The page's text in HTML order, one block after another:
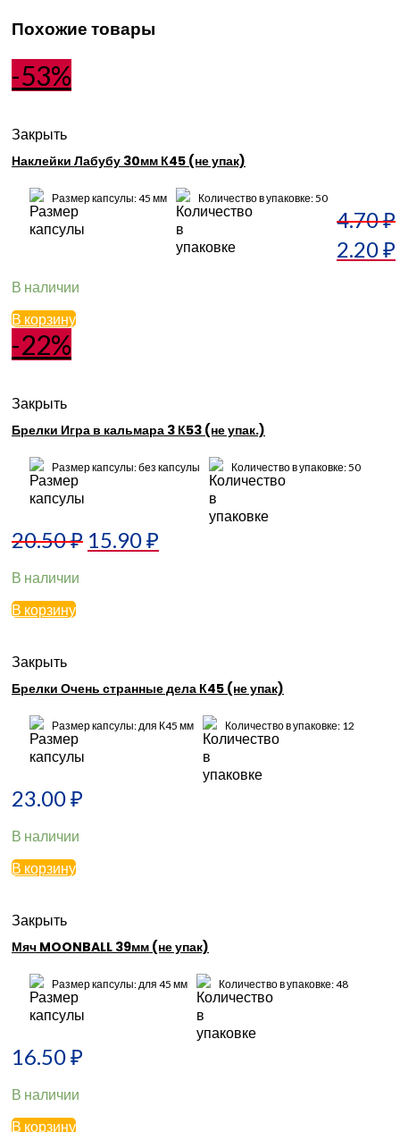
Похожие товары
-53%
Закрыть
Наклейки Лабубу 30мм К45 (не упак)
Размер капсулы: 45 мм Количество в упаковке: 50
4.70₽
2.20₽
В наличии
В корзину
-22%
Закрыть
Брелки Игра в кальмара 3 К53 (не упак.)
Размер капсулы: без капсулы Количество в упаковке: 50
20.50₽ 15.90₽
В наличии
В корзину
Закрыть
Брелки Очень странные дела К45 (не упак)
Размер капсулы: для К45 мм Количество в упаковке: 12
23.00₽
В наличии
В корзину
Закрыть
Мяч MOONBALL 39мм (не упак)
Размер капсулы: для 45 мм Количество в упаковке: 48
16.50₽
В наличии
В корзину